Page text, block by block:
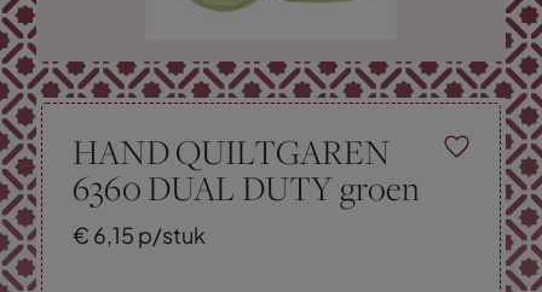
HAND QUILTGAREN
6360 DUAL DUTY groen
€ 6,15 p/stuk